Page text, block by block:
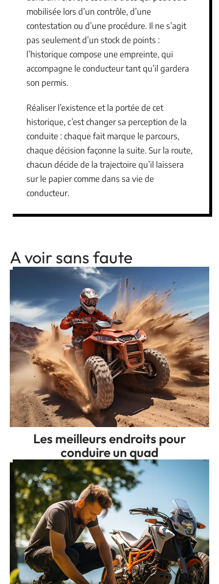
mobilisée lors d’un contrôle, d’une
contestation ou d’une procédure. Il ne s’agit
pas seulement d’un stock de points :
l’historique compose une empreinte, qui
accompagne le conducteur tant qu’il gardera
son permis.
Réaliser l’existence et la portée de cet
historique, c’est changer sa perception de la
conduite : chaque fait marque le parcours,
chaque décision façonne la suite. Sur la route,
chacun décide de la trajectoire qu’il laissera
sur le papier comme dans sa vie de
conducteur.
A voir sans faute
Les meilleurs endroits pour
conduire un quad